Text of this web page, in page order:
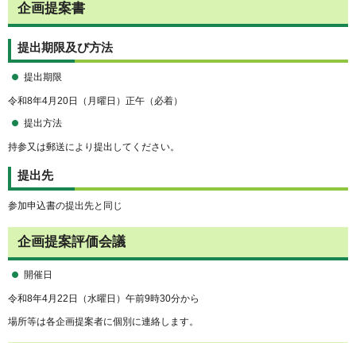
企画提案書
提出期限及び方法
提出期限
令和8年4月20日（月曜日）正午（必着）
提出方法
持参又は郵送により提出してください。
提出先
参加申込書の提出先と同じ
企画提案評価会議
開催日
令和8年4月22日（水曜日）午前9時30分から
場所等は各企画提案者に個別に連絡します。